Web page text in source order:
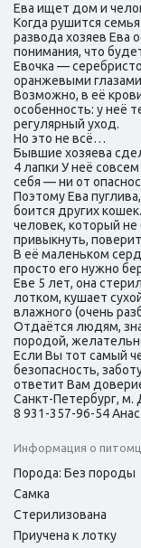
Ева ищет дом и
Когда рушится
развода хозяев Ева
понимания, что
Евочка —
оранжевыми
Возможно, в её
особенность: у неё
регулярный уход.
Но это не всё…
Бывшие хозяева
4 лапки У неё
себя — ни от
Поэтому Ева
боится других
человек, который
привыкнуть,
В её маленьком
просто его нужно
Еве 5 лет, она
лотком, кушает
влажного (очень
Отдаётся людям,
породой,
Если Вы тот самый
безопасность,
ответит Вам
Санкт-Петербург, м.
8 931-357-96-54
Информация о
Порода: Без породы
Самка
Стерилизована
Приучена к лотку